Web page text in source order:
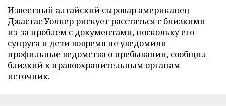
Известный алтайский сыровар американец
Джастас Уолкер рискует расстаться с близкими
из-за проблем с документами, поскольку его
супруга и дети вовремя не уведомили
профильные ведомства о пребывании, сообщил
близкий к правоохранительным органам
источник.